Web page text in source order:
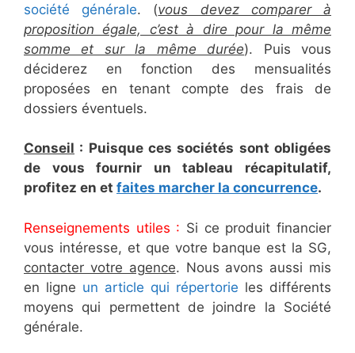
société générale. (vous devez comparer à
proposition égale, c’est à dire pour la même
somme et sur la même durée). Puis vous
déciderez en fonction des mensualités
proposées en tenant compte des frais de
dossiers éventuels.
Conseil : Puisque ces sociétés sont obligées
de vous fournir un tableau récapitulatif,
profitez en et faites marcher la concurrence.
Renseignements utiles : Si ce produit financier
vous intéresse, et que votre banque est la SG,
contacter votre agence. Nous avons aussi mis
en ligne un article qui répertorie les différents
moyens qui permettent de joindre la Société
générale.